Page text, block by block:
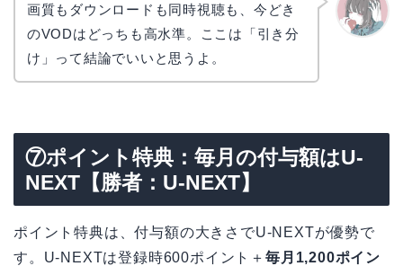
画質もダウンロードも同時視聴も、今どき
のVODはどっちも高水準。ここは「引き分
け」って結論でいいと思うよ。
⑦ポイント特典：毎月の付与額はU-
NEXT【勝者：U-NEXT】
ポイント特典は、付与額の大きさでU-NEXTが優勢で
す。U-NEXTは登録時600ポイント＋ 毎月1,200ポイン